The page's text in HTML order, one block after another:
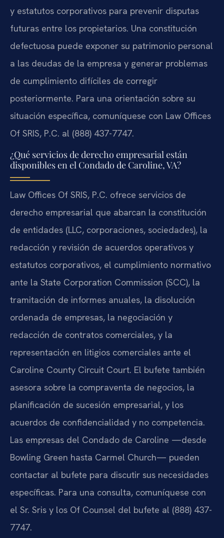
y estatutos corporativos para prevenir disputas
futuras entre los propietarios. Una constitución
defectuosa puede exponer su patrimonio personal
a las deudas de la empresa y generar problemas
de cumplimiento difíciles de corregir
posteriormente. Para una orientación sobre su
situación específica, comuníquese con Law Offices
Of SRIS, P.C. al (888) 437-7747.
¿Qué servicios de derecho empresarial están
disponibles en el Condado de Caroline, VA?
Law Offices Of SRIS, P.C. ofrece servicios de
derecho empresarial que abarcan la constitución
de entidades (LLC, corporaciones, sociedades), la
redacción y revisión de acuerdos operativos y
estatutos corporativos, el cumplimiento normativo
ante la State Corporation Commission (SCC), la
tramitación de informes anuales, la disolución
ordenada de empresas, la negociación y
redacción de contratos comerciales, y la
representación en litigios comerciales ante el
Caroline County Circuit Court. El bufete también
asesora sobre la compraventa de negocios, la
planificación de sucesión empresarial, y los
acuerdos de confidencialidad y no competencia.
Las empresas del Condado de Caroline —desde
Bowling Green hasta Carmel Church— pueden
contactar al bufete para discutir sus necesidades
específicas. Para una consulta, comuníquese con
el Sr. Sris y los Of Counsel del bufete al (888) 437-
7747.